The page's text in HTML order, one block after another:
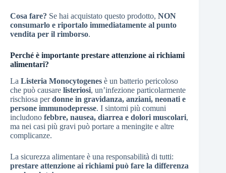
Cosa fare? Se hai acquistato questo prodotto, NON
consumarlo e riportalo immediatamente al punto
vendita per il rimborso.
Perché è importante prestare attenzione ai richiami
alimentari?
La Listeria Monocytogenes è un batterio pericoloso
che può causare listeriosi, un’infezione particolarmente
rischiosa perdonne in gravidanza, anziani, neonati e
persone immunodepresse. I sintomi più comuni
includono febbre, nausea, diarrea e dolori muscolari,
ma nei casi più gravi può portare a meningite e altre
complicanze.
La sicurezza alimentare è una responsabilità di tutti:
prestare attenzione ai richiami può fare la differenza